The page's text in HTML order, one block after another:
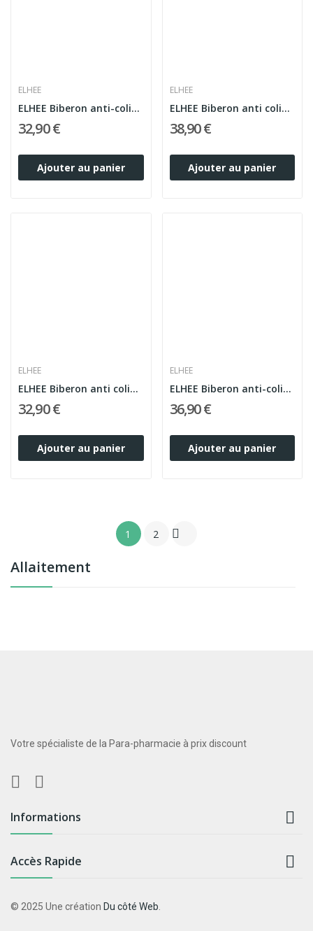
Allaitement
ELHEE
ELHEE Biberon anti-colique en silicone médical...
32,90 €
Ajouter au panier
ELHEE
ELHEE Biberon anti colique en silicone médical...
38,90 €
Ajouter au panier
ELHEE
ELHEE Biberon anti colique en silicone médical...
32,90 €
Ajouter au panier
ELHEE
ELHEE Biberon anti-colique en silicone médical...
36,90 €
Ajouter au panier
1 2 
Votre spécialiste de la Para-pharmacie à prix discount
Informations 
Accès Rapide 
© 2025 Une création Du côté Web